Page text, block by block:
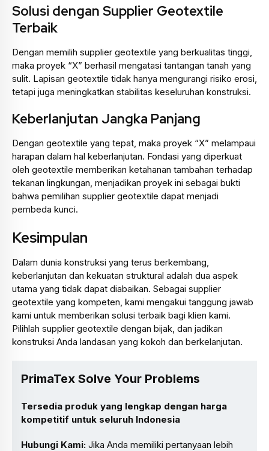
Solusi dengan Supplier Geotextile
Terbaik
Dengan memilih supplier geotextile yang berkualitas tinggi,
maka proyek “X” berhasil mengatasi tantangan tanah yang
sulit. Lapisan geotextile tidak hanya mengurangi risiko erosi,
tetapi juga meningkatkan stabilitas keseluruhan konstruksi.
Keberlanjutan Jangka Panjang
Dengan geotextile yang tepat, maka proyek “X” melampaui
harapan dalam hal keberlanjutan. Fondasi yang diperkuat
oleh geotextile memberikan ketahanan tambahan terhadap
tekanan lingkungan, menjadikan proyek ini sebagai bukti
bahwa pemilihan supplier geotextile dapat menjadi
pembeda kunci.
Kesimpulan
Dalam dunia konstruksi yang terus berkembang,
keberlanjutan dan kekuatan struktural adalah dua aspek
utama yang tidak dapat diabaikan. Sebagai supplier
geotextile yang kompeten, kami mengakui tanggung jawab
kami untuk memberikan solusi terbaik bagi klien kami.
Pilihlah supplier geotextile dengan bijak, dan jadikan
konstruksi Anda landasan yang kokoh dan berkelanjutan.
PrimaTex Solve Your Problems
Tersedia produk yang lengkap dengan harga
kompetitif untuk seluruh Indonesia
Hubungi Kami: Jika Anda memiliki pertanyaan lebih